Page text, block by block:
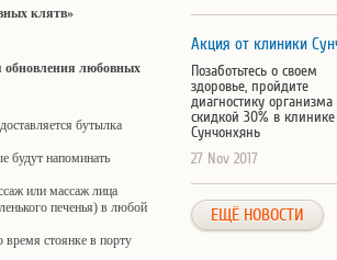
клятв»
обновления любовных
бутылка
будут напоминать
или массаж лица
печенья) в любой
время стоянке в порту
Акция от клиники
Позаботьтесь о своем
здоровье, пройдите
диагностику организма
скидкой 30% в клинике
Сунчонхянь
27 Nov 2017
ЕЩЁ НОВОСТИ